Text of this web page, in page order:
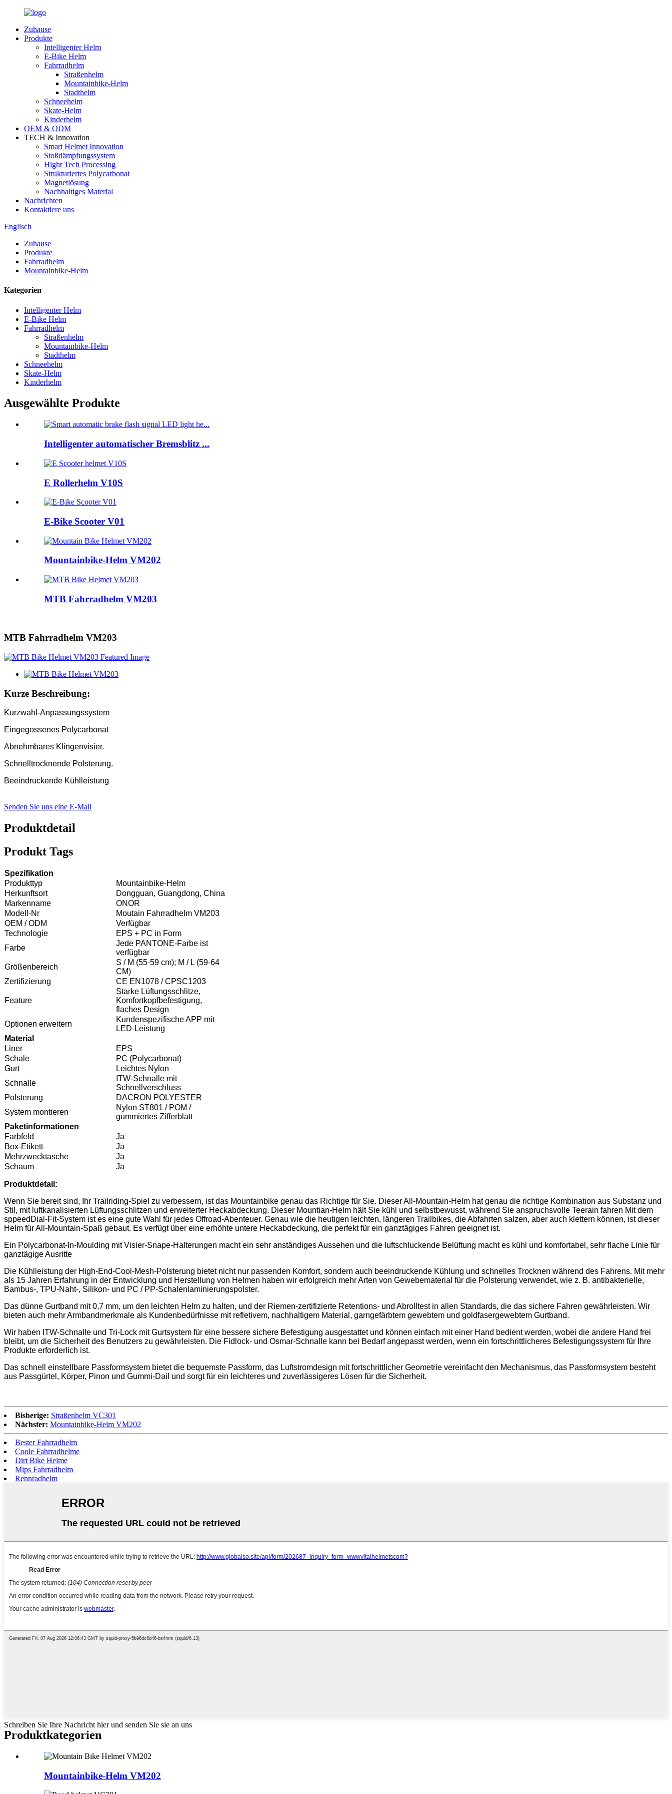
Zuhause
Produkte
Intelligenter Helm
E-Bike Helm
Fahrradhelm
Straßenhelm
Mountainbike-Helm
Stadthelm
Schneehelm
Skate-Helm
Kinderhelm
OEM & ODM
TECH & Innovation
Smart Helmet Innovation
Stoßdämpfungssystem
Hight Tech Processing
Strukturiertes Polycarbonat
Magnetlösung
Nachhaltiges Material
Nachrichten
Kontaktiere uns
Englisch
Zuhause
Produkte
Fahrradhelm
Mountainbike-Helm
Kategorien
Intelligenter Helm
E-Bike Helm
Fahrradhelm
Straßenhelm
Mountainbike-Helm
Stadthelm
Schneehelm
Skate-Helm
Kinderhelm
Ausgewählte Produkte
Intelligenter automatischer Bremsblitz ...
E Rollerhelm V10S
E-Bike Scooter V01
Mountainbike-Helm VM202
MTB Fahrradhelm VM203
MTB Fahrradhelm VM203
Kurze Beschreibung:
Kurzwahl-Anpassungssystem
Eingegossenes Polycarbonat
Abnehmbares Klingenvisier.
Schnelltrocknende Polsterung.
Beeindruckende Kühlleistung
Senden Sie uns eine E-Mail
Produktdetail
Produkt Tags
Spezifikation
Produkttyp
Mountainbike-Helm
Herkunftsort
Dongguan, Guangdong, China
Markenname
ONOR
Modell-Nr
Moutain Fahrradhelm VM203
OEM / ODM
Verfügbar
Technologie
EPS + PC in Form
Farbe
Jede PANTONE-Farbe ist
verfügbar
Größenbereich
S / M (55-59 cm); M / L (59-64
CM)
Zertifizierung
CE EN1078 / CPSC1203
Feature
Starke Lüftungsschlitze,
Komfortkopfbefestigung,
flaches Design
Optionen erweitern
Kundenspezifische APP mit
LED-Leistung
Material
Liner
EPS
Schale
PC (Polycarbonat)
Gurt
Leichtes Nylon
Schnalle
ITW-Schnalle mit
Schnellverschluss
Polsterung
DACRON POLYESTER
System montieren
Nylon ST801 / POM /
gummiertes Zifferblatt
Paketinformationen
Farbfeld
Ja
Box-Etikett
Ja
Mehrzwecktasche
Ja
Schaum
Ja
Produktdetail:
Wenn Sie bereit sind, Ihr Trailriding-Spiel zu verbessern, ist das Mountainbike genau das Richtige für Sie. Dieser All-Mountain-Helm hat genau die richtige Kombination aus Substanz und
Stil, mit luftkanalisierten Lüftungsschlitzen und erweiterter Heckabdeckung. Dieser Mountian-Helm hält Sie kühl und selbstbewusst, während Sie anspruchsvolle Teerain fahren Mit dem
sppeedDial-Fit-System ist es eine gute Wahl für jedes Offroad-Abenteuer. Genau wie die heutigen leichten, längeren Trailbikes, die Abfahrten salzen, aber auch klettern können, ist dieser
Helm für All-Mountain-Spaß gebaut. Es verfügt über eine erhöhte untere Heckabdeckung, die perfekt für ein ganztägiges Fahren geeignet ist.
Ein Polycarbonat-In-Moulding mit Visier-Snape-Halterungen macht ein sehr anständiges Aussehen und die luftschluckende Belüftung macht es kühl und komfortabel, sehr flache Linie für
ganztägige Ausritte
Die Kühlleistung der High-End-Cool-Mesh-Polsterung bietet nicht nur passenden Komfort, sondern auch beeindruckende Kühlung und schnelles Trocknen während des Fahrens. Mit mehr
als 15 Jahren Erfahrung in der Entwicklung und Herstellung von Helmen haben wir erfolgreich mehr Arten von Gewebematerial für die Polsterung verwendet, wie z. B. antibakterielle,
Bambus-, TPU-Naht-, Silikon- und PC / PP-Schalenlaminierungspolster.
Das dünne Gurtband mit 0,7 mm, um den leichten Helm zu halten, und der Riemen-zertifizierte Retentions- und Abrolltest in allen Standards, die das sichere Fahren gewährleisten. Wir
bieten auch mehr Armbandmerkmale als Kundenbedürfnisse mit refletivem, nachhaltigem Material, garngefärbtem gewebtem und goldfasergewebtem Gurtband.
Wir haben ITW-Schnalle und Tri-Lock mit Gurtsystem für eine bessere sichere Befestigung ausgestattet und können einfach mit einer Hand bedient werden, wobei die andere Hand frei
bleibt, um die Sicherheit des Benutzers zu gewährleisten. Die Fidlock- und Osmar-Schnalle kann bei Bedarf angepasst werden, wenn ein fortschrittlicheres Befestigungssystem für Ihre
Produkte erforderlich ist.
Das schnell einstellbare Passformsystem bietet die bequemste Passform, das Luftstromdesign mit fortschrittlicher Geometrie vereinfacht den Mechanismus, das Passformsystem besteht
aus Passgürtel, Körper, Pinon und Gummi-Dail und sorgt für ein leichteres und zuverlässigeres Lösen für die Sicherheit.
Bisherige: Straßenhelm VC301
Nächster: Mountainbike-Helm VM202
Bester Fahrradhelm
Coole Fahrradhelme
Dirt Bike Helme
Mips Fahrradhelm
Rennradhelm
Schreiben Sie Ihre Nachricht hier und senden Sie sie an uns
Produktkategorien
Mountainbike-Helm VM202